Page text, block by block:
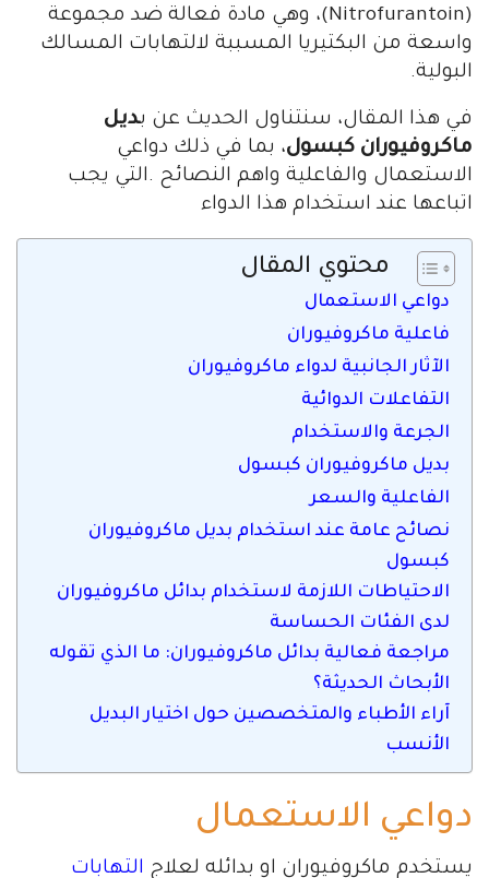
(Nitrofurantoin)، وهي مادة فعالة ضد مجموعة
واسعة من البكتيريا المسببة لالتهابات المسالك
البولية.
في هذا المقال، سنتناول الحديث عن بديل
ماكروفيوران كبسول، بما في ذلك دواعي
الاستعمال والفاعلية واهم النصائح .التي يجب
اتباعها عند استخدام هذا الدواء
محتوي المقال
دواعي الاستعمال
فاعلية ماكروفيوران
الآثار الجانبية لدواء ماكروفيوران
التفاعلات الدوائية
الجرعة والاستخدام
بديل ماكروفيوران كبسول
الفاعلية والسعر
نصائح عامة عند استخدام بديل ماكروفيوران
كبسول
الاحتياطات اللازمة لاستخدام بدائل ماكروفيوران
لدى الفئات الحساسة
مراجعة فعالية بدائل ماكروفيوران: ما الذي تقوله
الأبحاث الحديثة؟
آراء الأطباء والمتخصصين حول اختيار البديل
الأنسب
دواعي الاستعمال
يستخدم ماكروفيوران او بدائله لعلاج التهابات